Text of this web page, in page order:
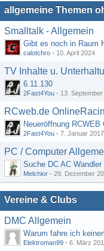
allgemeine Themen
Smalltalk - Allgemein
calotchro - 10. April 2024
TV Inhalte u.
6.11.130
2Fast4You - 13.
RCweb.de
Neueröffnung RCWEB
2Fast4You - 7. Januar 2017
PC / Computer
Suche DC AC Wandler
Melchior - 29. Dezember
Vereine & Clubs
DMC Allgemein
Warum fahre ich
Elektroman99 - 6. März